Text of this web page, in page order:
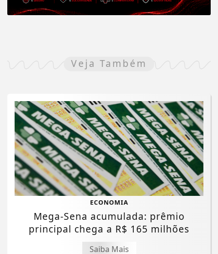
Veja Também
ECONOMIA
Mega-Sena acumulada: prêmio
principal chega a R$ 165 milhões
Saiba Mais